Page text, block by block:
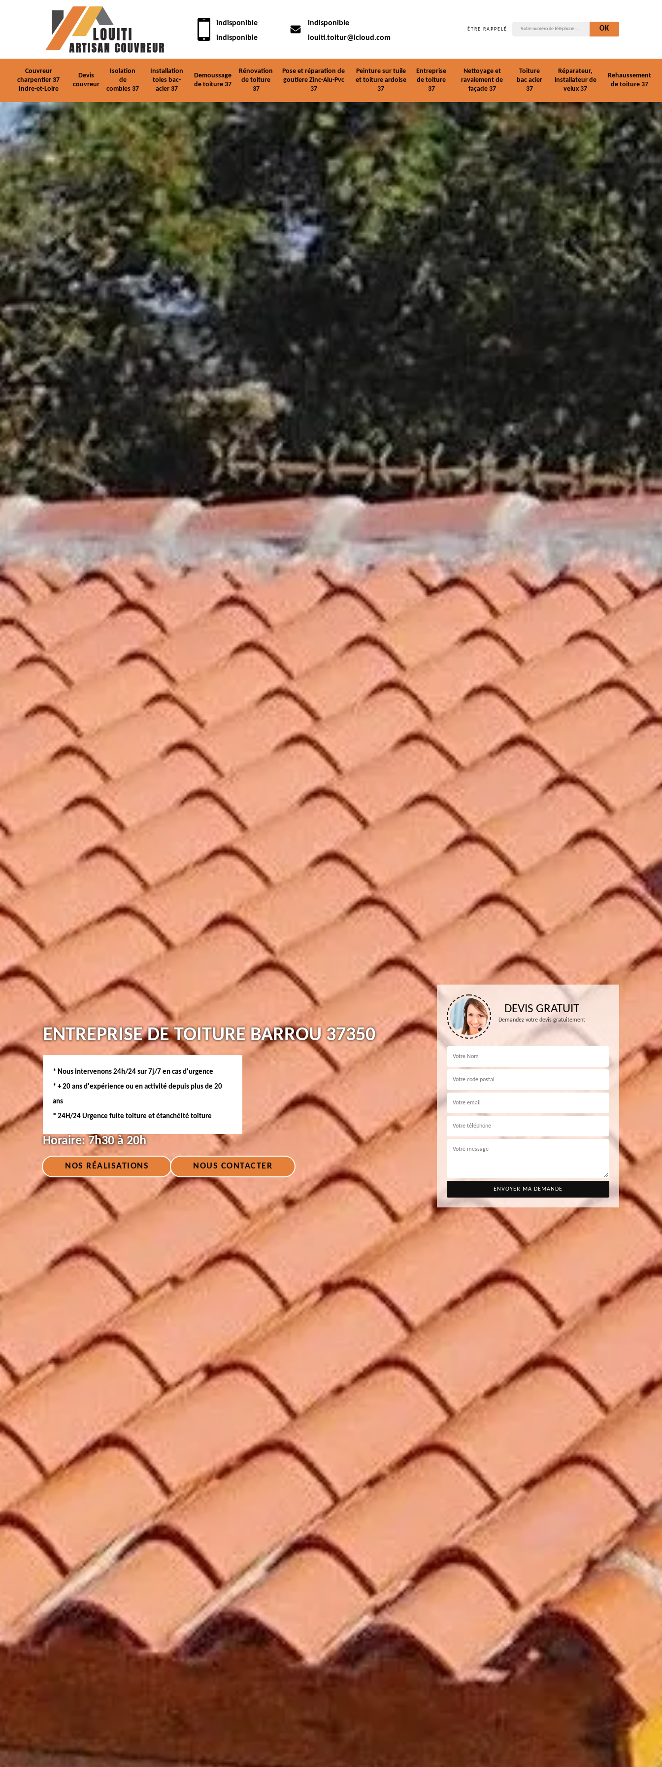
indisponible
indisponible
indisponible
louiti.toitur@icloud.com
ÊTRE RAPPELÉ
Couvreur
charpentier 37
Indre-et-Loire
Devis
couvreur
Isolation
de
combles 37
Installation
toles bac-
acier 37
Demoussage
de toiture 37
Rénovation
de toiture
37
Pose et réparation de
goutiere Zinc-Alu-Pvc
37
Peinture sur tuile
et toiture ardoise
37
Entreprise
de toiture
37
Nettoyage et
ravalement de
façade 37
Toiture
bac acier
37
Réparateur,
installateur de
velux 37
Rehaussement
de toiture 37
ENTREPRISE DE TOITURE BARROU 37350
* Nous intervenons 24h/24 sur 7j/7 en cas d'urgence
* + 20 ans d'expérience ou en activité depuis plus de 20
ans
* 24H/24 Urgence fuite toiture et étanchéité toiture
Horaire:7h30 à 20h
NOS RÉALISATIONS NOUS CONTACTER
DEVIS GRATUIT
Demandez votre devis gratuitement